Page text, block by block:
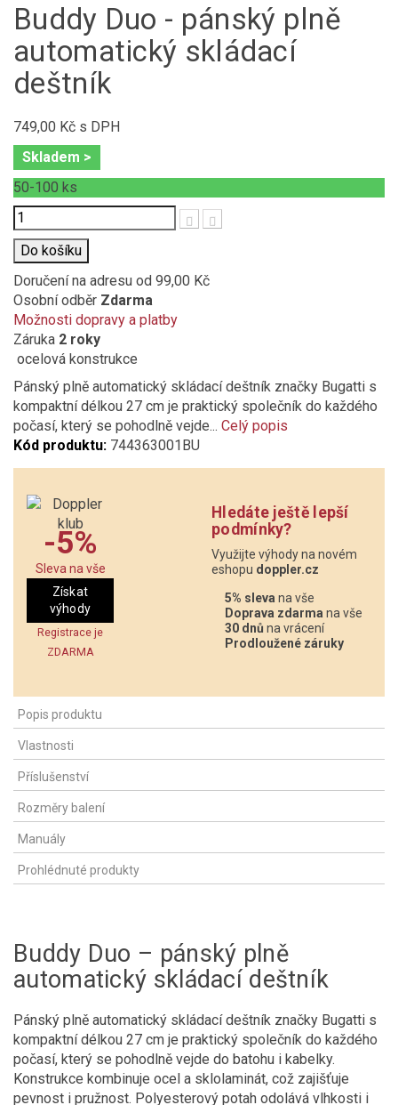
Buddy Duo - pánský plně
automatický skládací
deštník
749,00 Kč s DPH
Skladem >
50-100 ks
Počet
Do košíku
Doručení na adresu od 99,00 Kč
Osobní odběr Zdarma
Možnosti dopravy a platby
Záruka 2 roky
ocelová konstrukce
Pánský plně automatický skládací deštník značky Bugatti s
kompaktní délkou 27 cm je praktický společník do každého
počasí, který se pohodlně vejde... Celý popis
Kód produktu: 744363001BU
-5%
Sleva na vše
Získat
výhody
Registrace je
ZDARMA
Hledáte ještě lepší
podmínky?
Využijte výhody na novém
eshopu doppler.cz
5% sleva na vše
Doprava zdarma na vše
30 dnů na vrácení
Prodloužené záruky
Popis produktu
Vlastnosti
Příslušenství
Rozměry balení
Manuály
Prohlédnuté produkty
Buddy Duo – pánský plně
automatický skládací deštník
Pánský plně automatický skládací deštník značky Bugatti s
kompaktní délkou 27 cm je praktický společník do každého
počasí, který se pohodlně vejde do batohu i kabelky.
Konstrukce kombinuje ocel a sklolaminát, což zajišťuje
pevnost i pružnost. Polyesterový potah odolává vlhkosti i